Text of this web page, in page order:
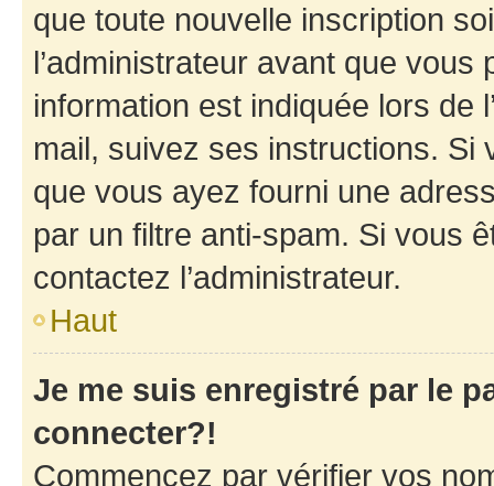
que toute nouvelle inscription
l’administrateur avant que
information est indiquée lors de
mail, suivez ses instructions. Si
que vous ayez fourni une
par un filtre anti-spam. Si vous
contactez l’administrateur.
Haut
Je me suis enregistré par le
connecter?!
Commencez par vérifier vos